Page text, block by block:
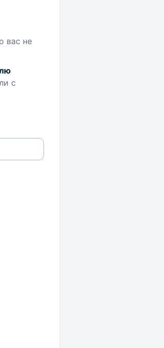
вас не
с